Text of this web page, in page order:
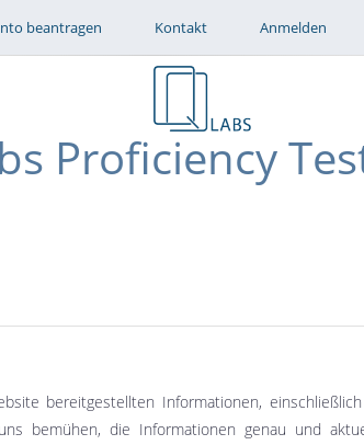
Proficiency
beantragen Kontakt Anmelden
bereitgestellten Informationen, einschließlich
bemühen, die Informationen genau und